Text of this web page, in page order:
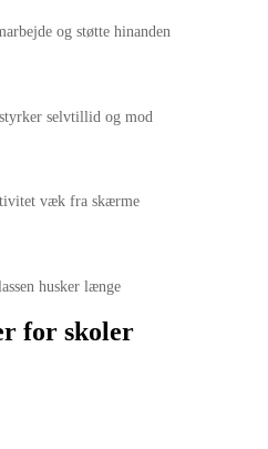
og støtte hinanden
selvtillid og mod
væk fra skærme
husker længe
for skoler